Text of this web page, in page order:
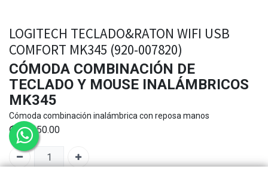
LOGITECH TECLADO&RATON WIFI USB
COMFORT MK345 (920-007820)
CÓMODA COMBINACIÓN DE
TECLADO Y MOUSE INALÁMBRICOS
MK345
Cómoda combinación inalámbrica con reposa manos
₡21,650.00